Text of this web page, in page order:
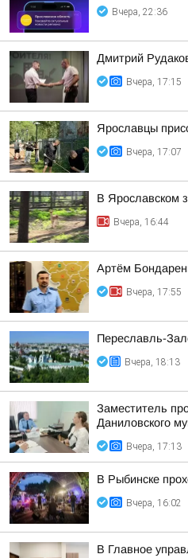
Вчера, 22:36
Дмитрий
Вчера, 17:15
Ярославцы
Вчера, 17:07
В Ярославском
Вчера, 16:44
Артём
Вчера, 17:55
Переславль-
Вчера, 18:13
Заместитель
Даниловского
Вчера, 17:13
В Рыбинске
Вчера, 16:02
В Главное